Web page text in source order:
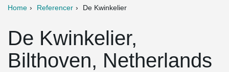
Home Referencer De Kwinkelier
De Kwinkelier,
Bilthoven, Netherlands